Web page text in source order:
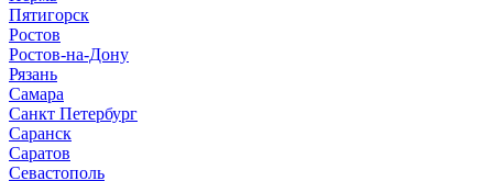
Пятигорск
Ростов
Ростов-на-Дону
Рязань
Самара
Санкт Петербург
Саранск
Саратов
Севастополь